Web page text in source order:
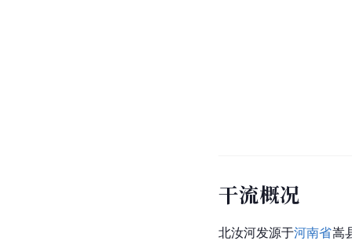
干流概况
北汝河发源于河南省嵩